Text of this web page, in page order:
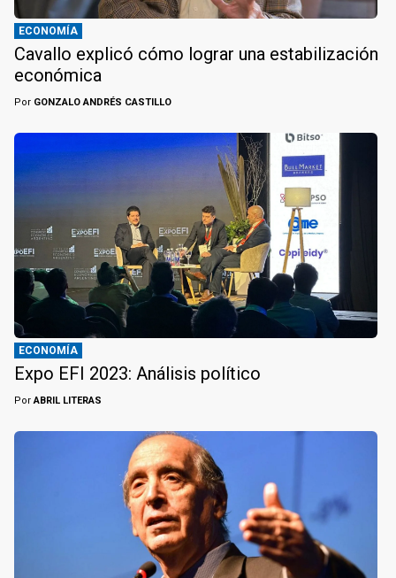
ECONOMÍA
Cavallo explicó cómo lograr una estabilización
económica
Por GONZALO ANDRÉS CASTILLO
ECONOMÍA
Expo EFI 2023: Análisis político
PorABRIL LITERAS